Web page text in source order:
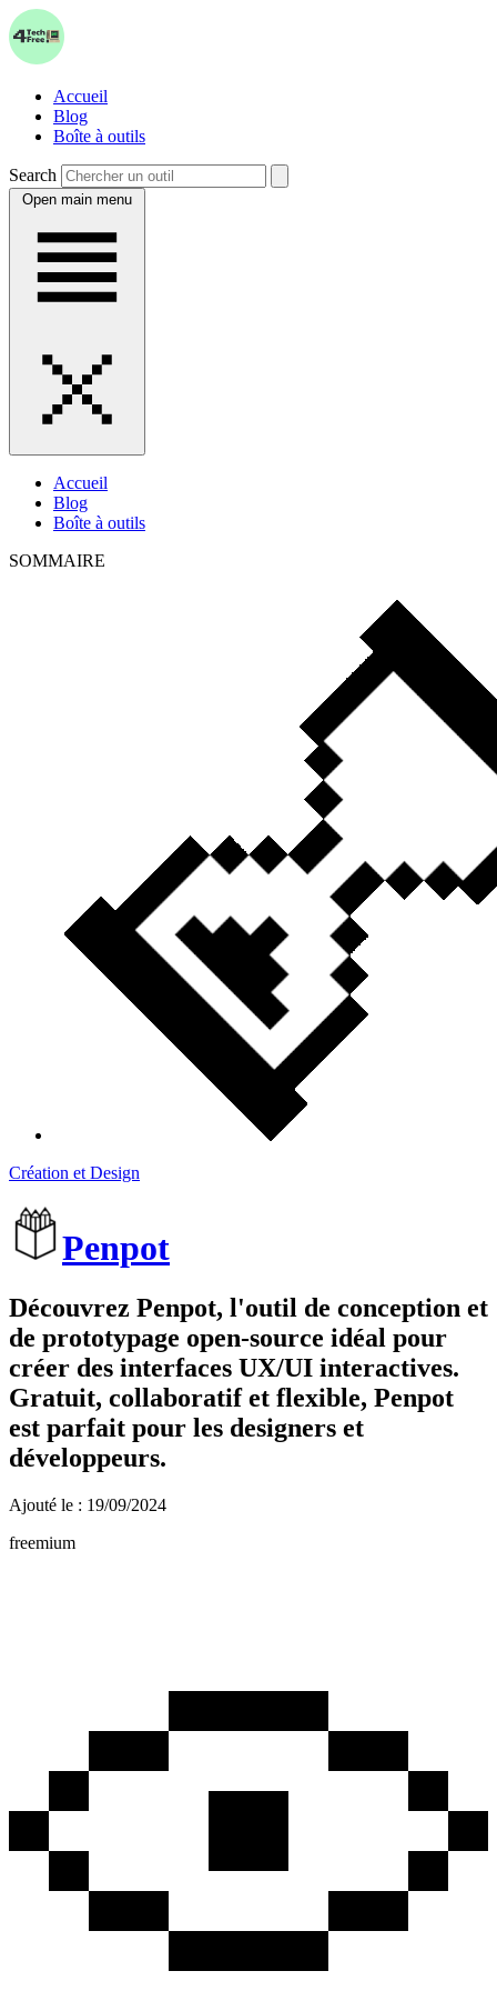
Accueil
Blog
Boîte à outils
Search
Open main menu
Accueil
Blog
Boîte à outils
SOMMAIRE
Création et Design
Penpot
Découvrez Penpot, l'outil de conception et
de prototypage open-source idéal pour
créer des interfaces UX/UI interactives.
Gratuit, collaboratif et flexible, Penpot
est parfait pour les designers et
développeurs.
Ajouté le : 19/09/2024
freemium